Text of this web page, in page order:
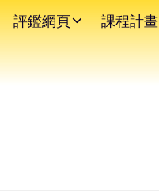
評鑑網頁 課程計畫